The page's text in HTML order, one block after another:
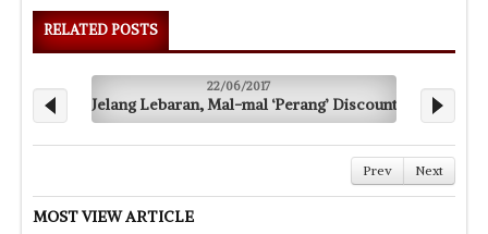
RELATED POSTS
22/06/2017
Jelang Lebaran, Mal-mal ‘Perang’ Discount Petani
Prev Next
MOST VIEW ARTICLE